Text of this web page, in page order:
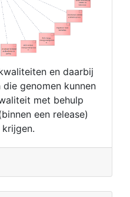
en daarbij
genomen kunnen
met behulp
een release)